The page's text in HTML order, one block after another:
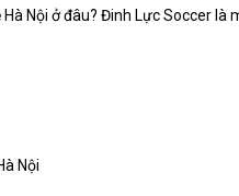
Nội ở đâu? Đinh Lực Soccer
Nội